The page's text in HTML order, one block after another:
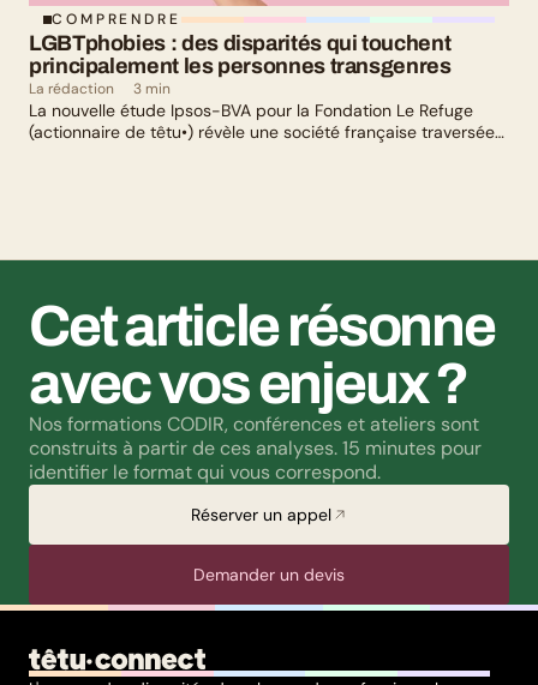
COMPRENDRE
LGBTphobies : des disparités qui touchent
principalement les personnes transgenres
La rédaction 3 min
La nouvelle étude Ipsos-BVA pour la Fondation Le Refuge
(actionnaire de têtu•) révèle une société française traversée
Cet article résonne
avec vos enjeux ?
Nos formations CODIR, conférences et ateliers sont
construits à partir de ces analyses. 15 minutes pour
identifier le format qui vous correspond.
Réserver un appel
Demander un devis